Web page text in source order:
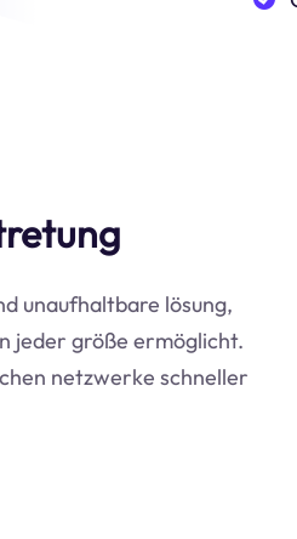
unaufhaltbare lösung,
jeder größe ermöglicht.
netzwerke schneller